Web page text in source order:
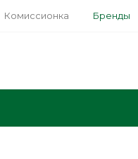
Комиссионка Бренды